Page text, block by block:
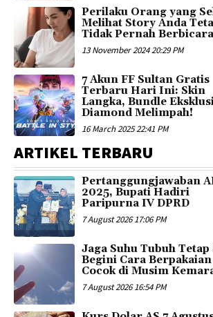
Perilaku Orang yang
Melihat Story Anda
Tidak Pernah Berbicara
13 November 2024 20:29 PM
7 Akun FF Sultan Gratis
Terbaru Hari Ini: Skin
Langka, Bundle
Diamond Melimpah!
16 March 2025 22:41 PM
ARTIKEL TERBARU
Pertanggungjawaban
2025, Bupati Hadiri
Paripurna IV DPRD
7 August 2026 17:06 PM
Jaga Suhu Tubuh Tetap
Begini Cara
Cocok di Musim
7 August 2026 16:54 PM